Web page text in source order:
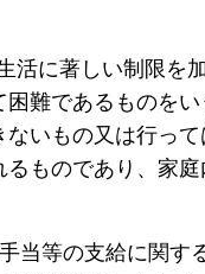
活に著しい制限を
難であるものをい
いもの又は行っ
ものであり、家
当等の支給に関す